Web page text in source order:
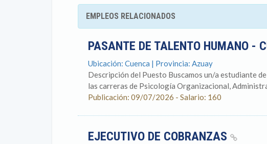
EMPLEOS RELACIONADOS
PASANTE DE TALENTO HUMANO -
Ubicación: Cuenca | Provincia: Azuay
Descripción del Puesto Buscamos un/a estudiante
las carreras de Psicología Organizacional,
Publicación: 09/07/2026 - Salario: 160
EJECUTIVO DE COBRANZAS